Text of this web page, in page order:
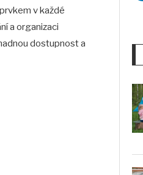
v každé
a organizaci
dostupnost a